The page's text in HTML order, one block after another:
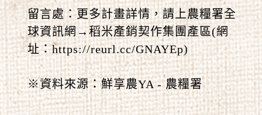
留言處：更多計畫詳情，請上農糧署全
球資訊網→稻米產銷契作集團產區(網
址：https://reurl.cc/GNAYEp)
※資料來源：鮮享農YA - 農糧署